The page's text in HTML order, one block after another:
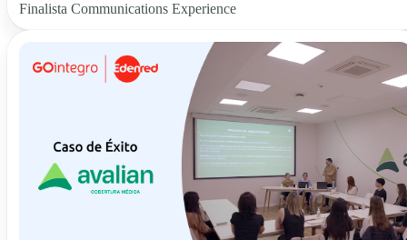
Finalista Communications Experience